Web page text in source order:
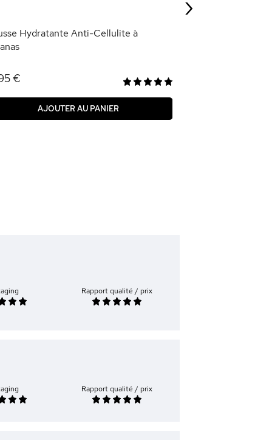
Hydratante Anti-Cellulite à
€
AJOUTER AU PANIER
Rapport qualité / prix
Rapport qualité / prix